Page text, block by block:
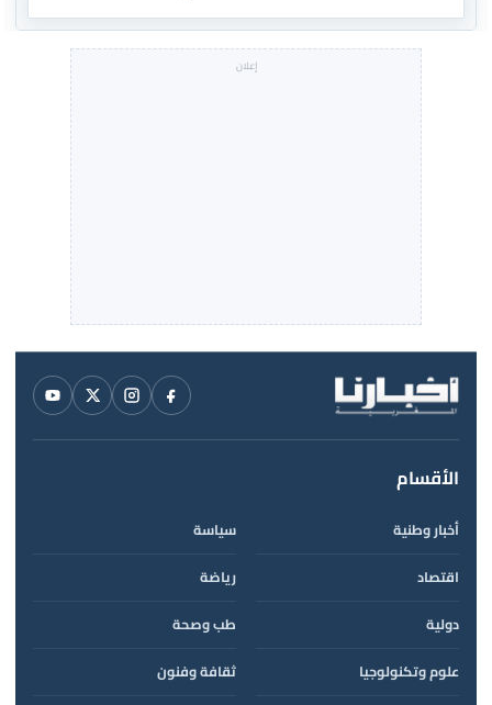
الأقسام
أخبار وطنية
سياسة
اقتصاد
رياضة
دولية
طب وصحة
علوم وتكنولوجيا
ثقافة وفنون